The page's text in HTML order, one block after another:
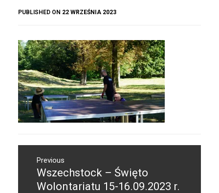
PUBLISHED ON 22 WRZEŚNIA 2023
wpisuPrevious
Previous
post:
Wszechstock – Święto
Wolontariatu 15-16.09.2023 r.